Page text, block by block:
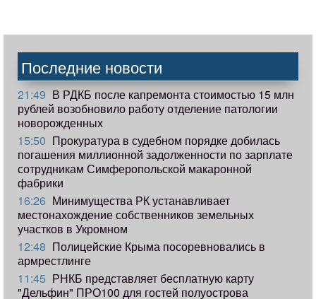
Последние новости
21:49 В РДКБ после капремонта стоимостью 15 млн
рублей возобновило работу отделение патологии
новорожденных
15:50 Прокуратура в судебном порядке добилась
погашения миллионной задолженности по зарплате
сотрудникам Симферопольской макаронной
фабрики
16:26 Минимущества РК устанавливает
местонахождение собственников земельных
участков в Укромном
12:48 Полицейские Крыма посоревновались в
армрестлинге
11:45 РНКБ представляет бесплатную карту
"Дельфин" ПРО100 для гостей полуострова